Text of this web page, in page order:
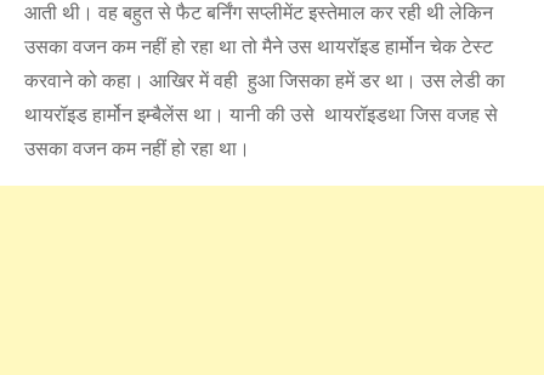
आती थी। वह बहुत से फैट बर्निंग सप्लीमेंट इस्तेमाल कर रही थी लेकिन
उसका वजन कम नहीं हो रहा था तो मैने उस थायरॉइड हार्मोन चेक टेस्ट
करवाने को कहा। आखिर में वही हुआ जिसका हमें डर था। उस लेडी का
थायरॉइड हार्मोन इम्बैलेंस था। यानी की उसे थायरॉइडथा जिस वजह से
उसका वजन कम नहीं हो रहा था।